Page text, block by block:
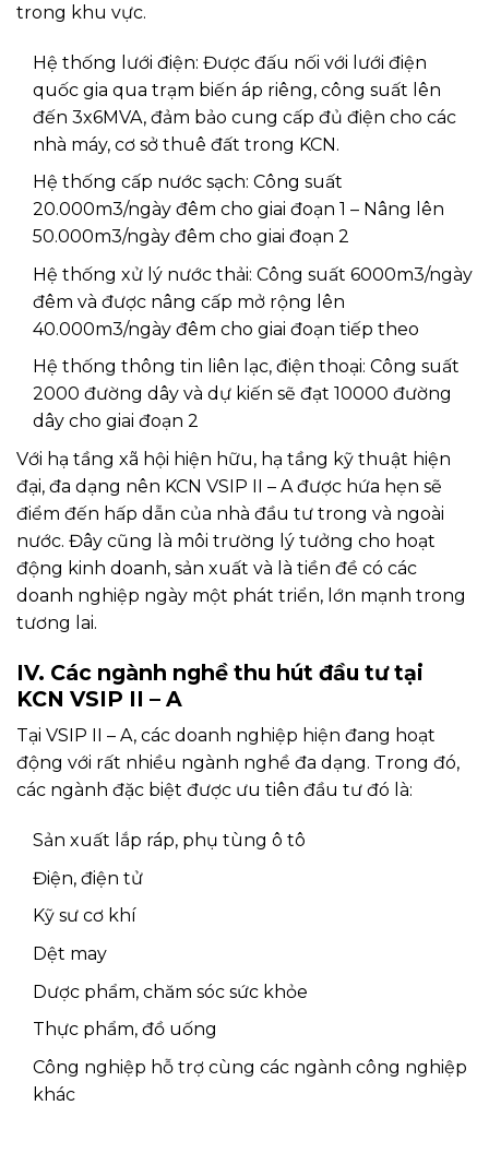
trong khu vực.
Hệ thống lưới điện: Được đấu nối với lưới điện
quốc gia qua trạm biến áp riêng, công suất lên
đến 3x6MVA, đảm bảo cung cấp đủ điện cho các
nhà máy, cơ sở thuê đất trong KCN.
Hệ thống cấp nước sạch: Công suất
20.000m3/ngày đêm cho giai đoạn 1 – Nâng lên
50.000m3/ngày đêm cho giai đoạn 2
Hệ thống xử lý nước thải: Công suất 6000m3/ngày
đêm và được nâng cấp mở rộng lên
40.000m3/ngày đêm cho giai đoạn tiếp theo
Hệ thống thông tin liên lạc, điện thoại: Công suất
2000 đường dây và dự kiến sẽ đạt 10000 đường
dây cho giai đoạn 2
Với hạ tầng xã hội hiện hữu, hạ tầng kỹ thuật hiện
đại, đa dạng nên KCN VSIP II – A được hứa hẹn sẽ
điểm đến hấp dẫn của nhà đầu tư trong và ngoài
nước. Đây cũng là môi trường lý tưởng cho hoạt
động kinh doanh, sản xuất và là tiền đề có các
doanh nghiệp ngày một phát triển, lớn mạnh trong
tương lai.
IV. Các ngành nghề thu hút đầu tư tại
KCN VSIP II – A
Tại VSIP II – A, các doanh nghiệp hiện đang hoạt
động với rất nhiều ngành nghề đa dạng. Trong đó,
các ngành đặc biệt được ưu tiên đầu tư đó là:
Sản xuất lắp ráp, phụ tùng ô tô
Điện, điện tử
Kỹ sư cơ khí
Dệt may
Dược phẩm, chăm sóc sức khỏe
Thực phẩm, đồ uống
Công nghiệp hỗ trợ cùng các ngành công nghiệp
khác